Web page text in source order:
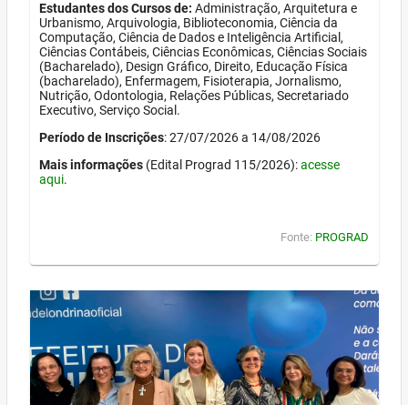
Estudantes dos Cursos de: Administração, Arquitetura e
Urbanismo, Arquivologia, Biblioteconomia, Ciência da
Computação, Ciência de Dados e Inteligência Artificial,
Ciências Contábeis, Ciências Econômicas, Ciências Sociais
(Bacharelado), Design Gráfico, Direito, Educação Física
(bacharelado), Enfermagem, Fisioterapia, Jornalismo,
Nutrição, Odontologia, Relações Públicas, Secretariado
Executivo, Serviço Social.
Período de Inscrições: 27/07/2026 a 14/08/2026
Mais informações (Edital Prograd 115/2026):acesse
aqui.
Fonte: PROGRAD